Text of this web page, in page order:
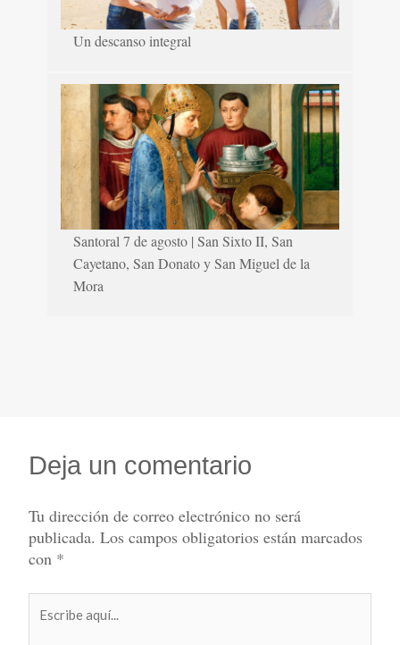
Un descanso integral
Santoral 7 de agosto | San Sixto II, San
Cayetano, San Donato y San Miguel de la
Mora
Deja un comentario
Tu dirección de correo electrónico no será
publicada. Los campos obligatorios están marcados
con *
aquí...